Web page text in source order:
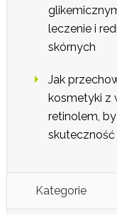
leczenie i
skórnych
Jak
kosmetyki z
retinolem,
skuteczność
Kategorie